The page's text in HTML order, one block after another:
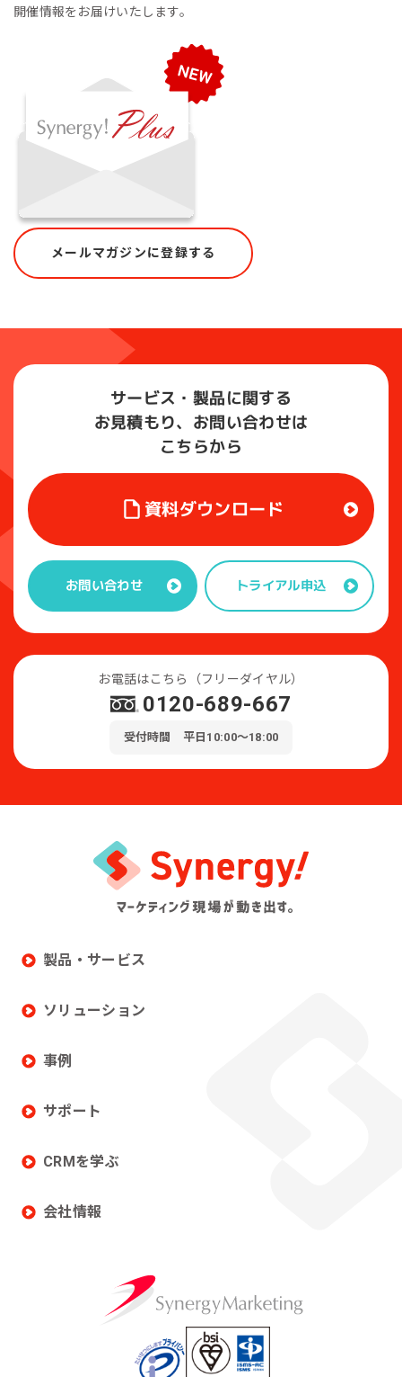
開催情報をお届けいたします。
メールマガジンに登録する
サービス・製品に関する
お見積もり、お問い合わせは
こちらから
資料ダウンロード
お問い合わせ トライアル申込
お電話はこちら（フリーダイヤル）
0120-689-667
受付時間 平日10:00～18:00
製品・サービス
ソリューション
事例
サポート
CRMを学ぶ
会社情報